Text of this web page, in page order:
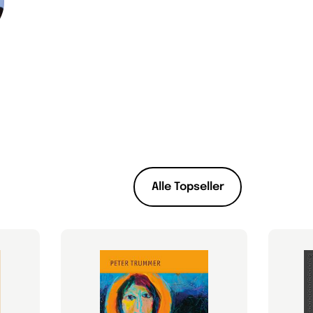
Alle Topseller